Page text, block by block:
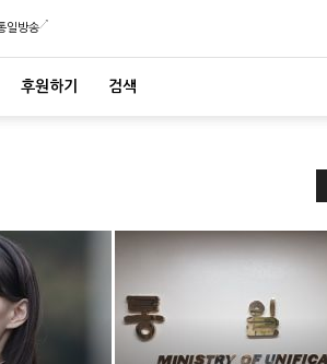
일방송
후원하기 검색